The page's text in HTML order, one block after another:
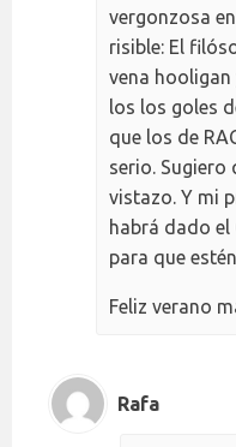
vergonzosa
risible: El
vena
los los goles
que los de
serio. Sugiero
vistazo. Y mi
habrá dado
para que
Feliz verano
Rafa